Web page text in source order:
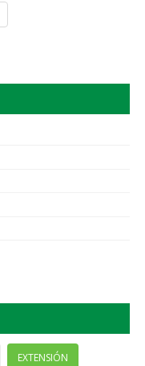
EXTENSIÓN